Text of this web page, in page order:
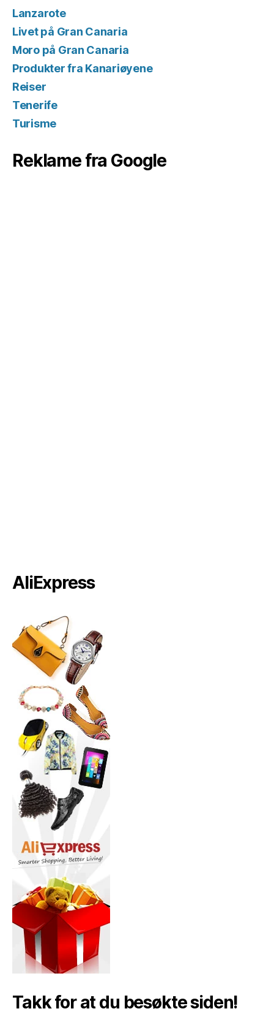
Lanzarote
Livet på Gran Canaria
Moro på Gran Canaria
Produkter fra Kanariøyene
Reiser
Tenerife
Turisme
Reklame fra Google
AliExpress
Takk for at du besøkte siden!